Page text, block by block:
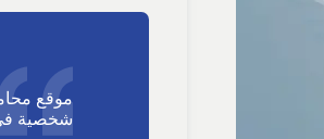
موقع
شخصية